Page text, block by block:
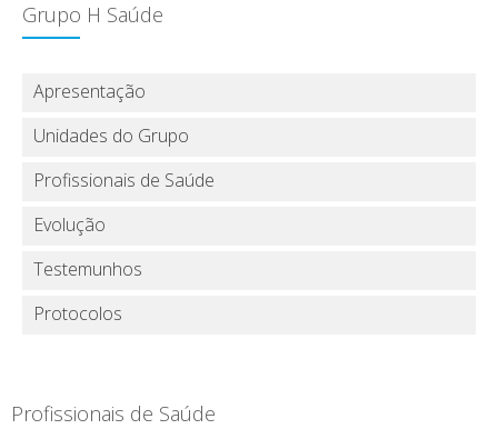
Grupo H Saúde
Apresentação
Unidades do Grupo
Profissionais de Saúde
Evolução
Testemunhos
Protocolos
Profissionais de Saúde